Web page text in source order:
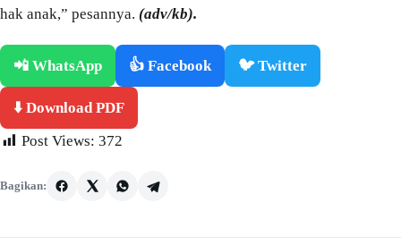
hak anak,” pesannya. (adv/kb).
📲 WhatsApp 👍 Facebook 🐦 Twitter
⬇️ Download PDF
Post Views: 372
Bagikan: